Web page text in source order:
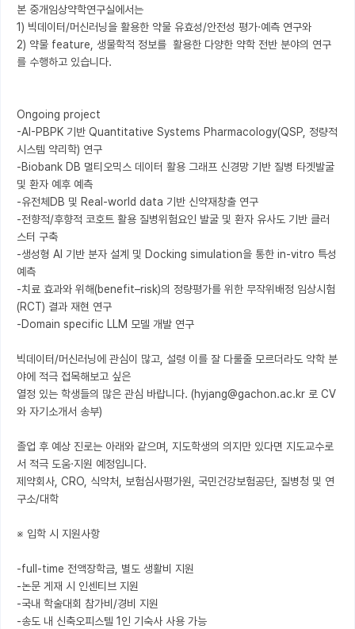
본 중개임상약학연구실에서는
1) 빅데이터/머신러닝을 활용한 약물 유효성/안전성 평가·예측 연구와
2) 약물 feature, 생물학적 정보를  활용한 다양한 약학 전반 분야의 연구
를 수행하고 있습니다.
Ongoing project
-AI-PBPK 기반 Quantitative Systems Pharmacology(QSP, 정량적
시스템 약리학) 연구
-Biobank DB 멀티오믹스 데이터 활용 그래프 신경망 기반 질병 타겟발굴
및 환자 예후 예측
-유전체DB 및 Real-world data 기반 신약재창출 연구
-전향적/후향적 코호트 활용 질병위험요인 발굴 및 환자 유사도 기반 클러
스터 구축
-생성형 AI 기반 분자 설계 및 Docking simulation을 통한 in-vitro 특성
예측
-치료 효과와 위해(benefit–risk)의 정량평가를 위한 무작위배정 임상시험
(RCT) 결과 재현 연구
-Domain specific LLM 모델 개발 연구
빅데이터/머신러닝에 관심이 많고, 설령 이를 잘 다룰줄 모르더라도 약학 분
야에 적극 접목해보고 싶은
열정 있는 학생들의 많은 관심 바랍니다. (hyjang@gachon.ac.kr 로 CV
와 자기소개서 송부)
졸업 후 예상 진로는 아래와 같으며, 지도학생의 의지만 있다면 지도교수로
서 적극 도움·지원 예정입니다.
제약회사, CRO, 식약처, 보험심사평가원, 국민건강보험공단, 질병청 및 연
구소/대학
※ 입학 시 지원사항
-full-time 전액장학금, 별도 생활비 지원
-논문 게재 시 인센티브 지원
-국내 학술대회 참가비/경비 지원
-송도 내 신축오피스텔 1인 기숙사 사용 가능